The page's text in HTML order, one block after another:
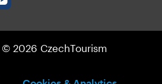
2026 CzechTourism